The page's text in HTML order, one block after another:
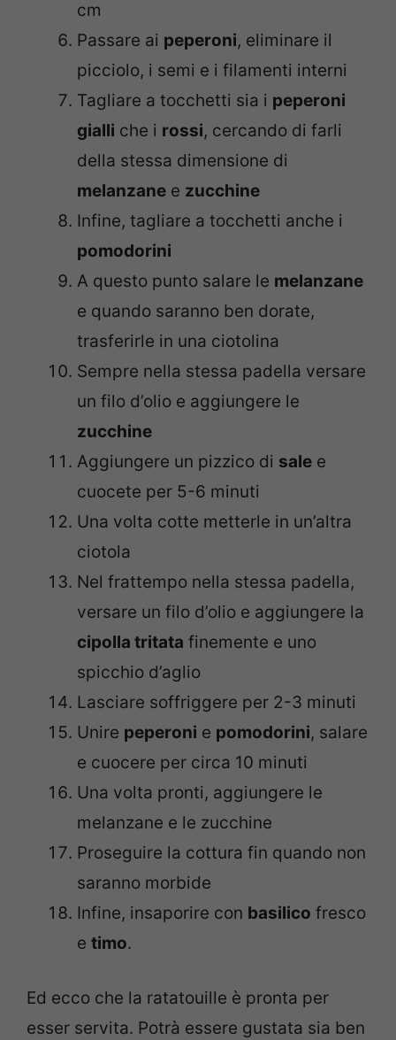
cm
Passare ai peperoni, eliminare il
picciolo, i semi e i filamenti interni
Tagliare a tocchetti sia i peperoni
gialli che i rossi, cercando di farli
della stessa dimensione di
melanzane e zucchine
Infine, tagliare a tocchetti anche i
pomodorini
A questo punto salare le melanzane
e quando saranno ben dorate,
trasferirle in una ciotolina
Sempre nella stessa padella versare
un filo d’olio e aggiungere le
zucchine
Aggiungere un pizzico di sale e
cuocete per 5-6 minuti
Una volta cotte metterle in un’altra
ciotola
Nel frattempo nella stessa padella,
versare un filo d’olio e aggiungere la
cipolla tritata finemente e uno
spicchio d’aglio
Lasciare soffriggere per 2-3 minuti
Unire peperoni e pomodorini, salare
e cuocere per circa 10 minuti
Una volta pronti, aggiungere le
melanzane e le zucchine
Proseguire la cottura fin quando non
saranno morbide
Infine, insaporire con basilico fresco
e timo.
Ed ecco che la ratatouille è pronta per
esser servita. Potrà essere gustata sia ben